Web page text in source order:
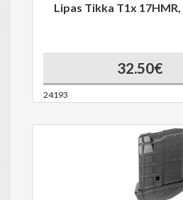
Lipas Tikka T1x
32.50€
24193